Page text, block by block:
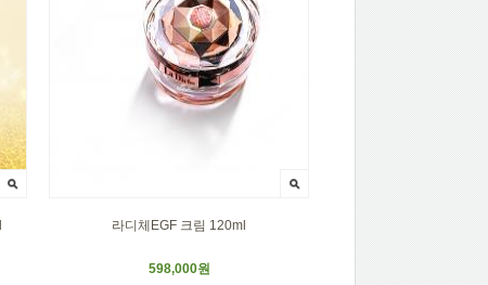
라디체EGF 크림 120ml
598,000원